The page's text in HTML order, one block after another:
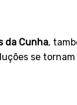
da Cunha,
se